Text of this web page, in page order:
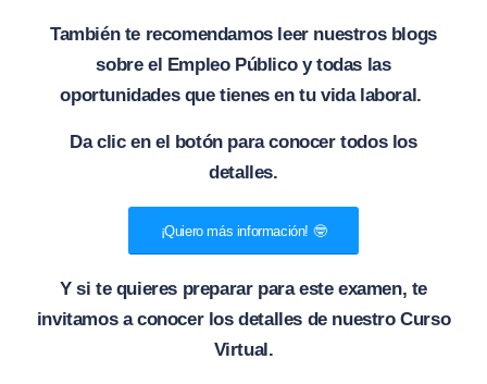
También te recomendamos leer nuestros blogs
sobre el Empleo Público y todas las
oportunidades que tienes en tu vida laboral.
Da clic en el botón para conocer todos los
detalles.
¡Quiero más información! 🤓
Y si te quieres preparar para este examen, te
invitamos a conocer los detalles de nuestro Curso
Virtual.